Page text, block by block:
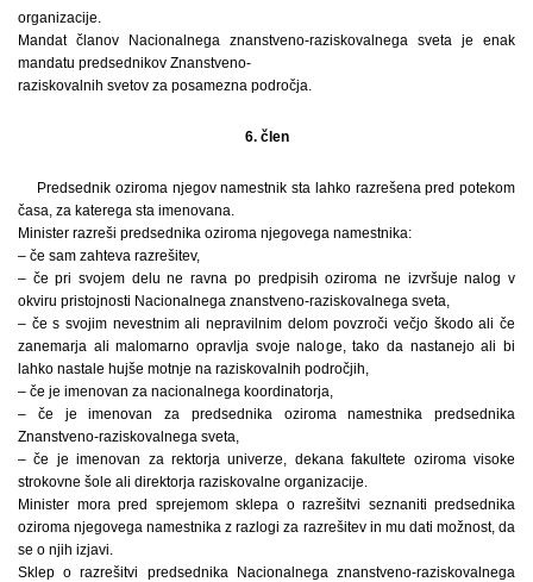
organizacije.
Mandat članov Nacionalnega znanstveno-raziskovalnega sveta je enak
mandatu predsednikov Znanstveno-
raziskovalnih svetov za posamezna področja.
6. člen
Predsednik oziroma njegov namestnik sta lahko razrešena pred potekom
časa, za katerega sta imenovana.
Minister razreši predsednika oziroma njegovega namestnika:
– če sam zahteva razrešitev,
– če pri svojem delu ne ravna po predpisih oziroma ne izvršuje nalog v
okviru pristojnosti Nacionalnega znanstveno-raziskovalnega sveta,
– če s svojim nevestnim ali nepravilnim delom povzroči večjo škodo ali če
zanemarja ali malomarno opravlja svoje naloge, tako da nastanejo ali bi
lahko nastale hujše motnje na raziskovalnih področjih,
– če je imenovan za nacionalnega koordinatorja,
– če je imenovan za predsednika oziroma namestnika predsednika
Znanstveno-raziskovalnega sveta,
– če je imenovan za rektorja univerze, dekana fakultete oziroma visoke
strokovne šole ali direktorja raziskovalne organizacije.
Minister mora pred sprejemom sklepa o razrešitvi seznaniti predsednika
oziroma njegovega namestnika z razlogi za razrešitev in mu dati možnost, da
se o njih izjavi.
Sklep o razrešitvi predsednika Nacionalnega znanstveno-raziskovalnega